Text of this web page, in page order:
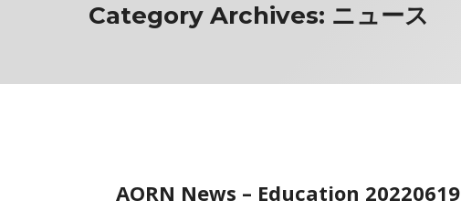
Category Archives: ニュース
AORN News – Education 20220619